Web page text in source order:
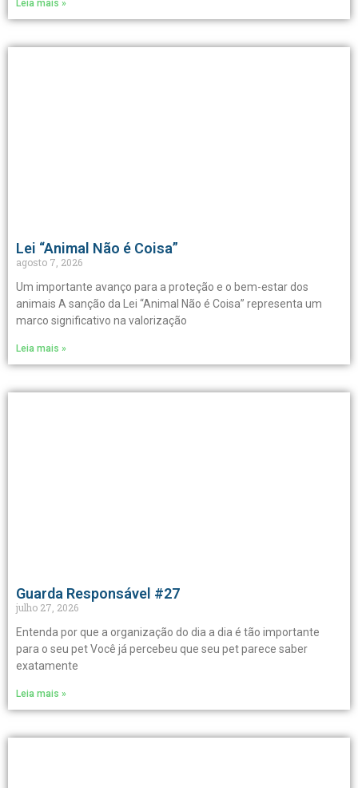
Leia mais »
Lei “Animal Não é Coisa”
agosto 7, 2026
Um importante avanço para a proteção e o bem-estar dos
animais A sanção da Lei “Animal Não é Coisa” representa um
marco significativo na valorização
Leia mais »
Guarda Responsável #27
julho 27, 2026
Entenda por que a organização do dia a dia é tão importante
para o seu pet Você já percebeu que seu pet parece saber
exatamente
Leia mais »